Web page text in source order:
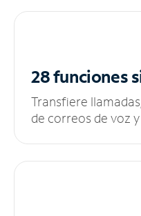
28 funciones
Transfiere
de correos de voz y